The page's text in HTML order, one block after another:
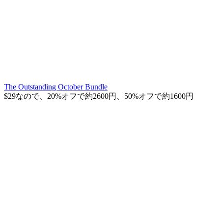
The Outstanding October Bundle
$29なので、20%オフで約2600円、50%オフで約1600円